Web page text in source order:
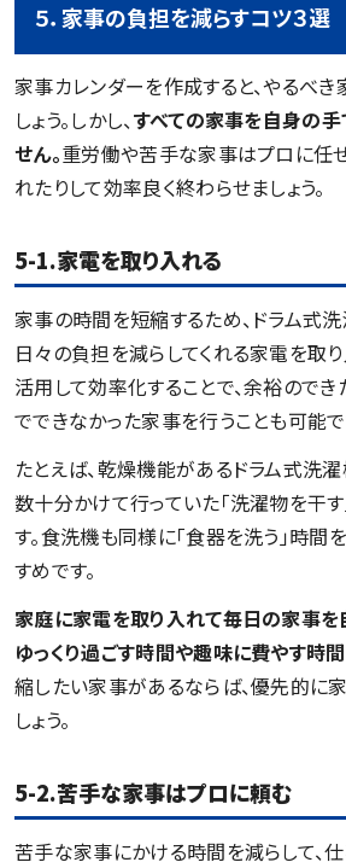
５．家事の負担を減らすコツ３選
家事カレンダーを作成すると、やるべ
しょう。しかし、すべての家事を自身の
せん。重労働や苦手な家事はプロに任
れたりして効率良く終わらせましょう。
5-1.家電を取り入れる
家事の時間を短縮するため、ドラム式
日々の負担を減らしてくれる家電を取り
活用して効率化することで、余裕ので
でできなかった家事を行うことも可能で
たとえば、乾燥機能があるドラム式洗
数十分かけて行っていた「洗濯物を干
す。食洗機も同様に「食器を洗う」時間
すめです。
家庭に家電を取り入れて毎日の家事を
ゆっくり過ごす時間や趣味に費やす時間
縮したい家事があるならば、優先的に
しょう。
5-2.苦手な家事はプロに頼む
苦手な家事にかける時間を減らして、